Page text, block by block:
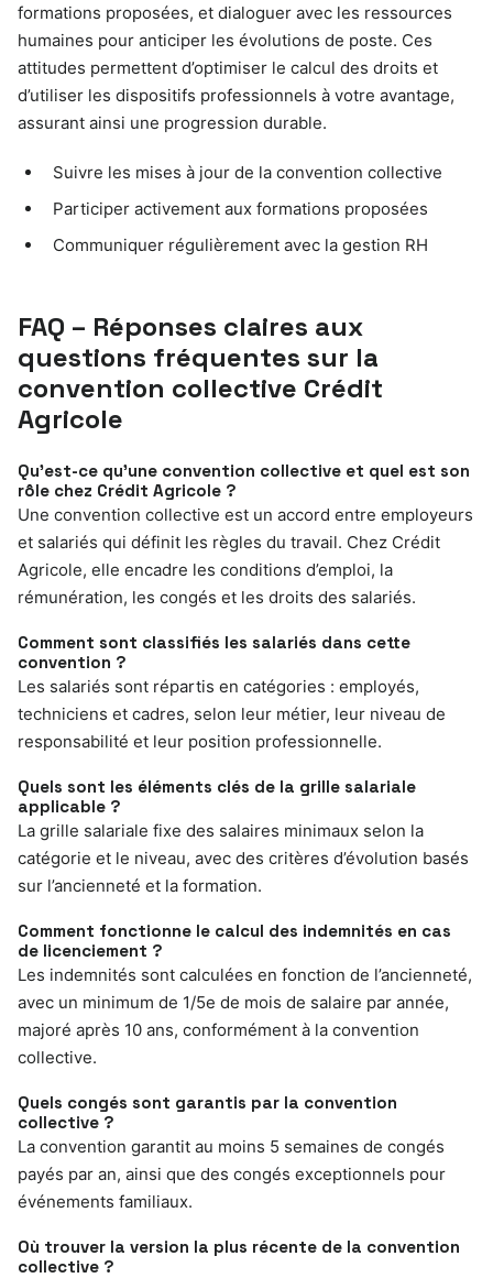
formations proposées, et dialoguer avec les ressources
humaines pour anticiper les évolutions de poste. Ces
attitudes permettent d’optimiser le calcul des droits et
d’utiliser les dispositifs professionnels à votre avantage,
assurant ainsi une progression durable.
Suivre les mises à jour de la convention collective
Participer activement aux formations proposées
Communiquer régulièrement avec la gestion RH
FAQ – Réponses claires aux
questions fréquentes sur la
convention collective Crédit
Agricole
Qu’est-ce qu’une convention collective et quel est son
rôle chez Crédit Agricole ?
Une convention collective est un accord entre employeurs
et salariés qui définit les règles du travail. Chez Crédit
Agricole, elle encadre les conditions d’emploi, la
rémunération, les congés et les droits des salariés.
Comment sont classifiés les salariés dans cette
convention ?
Les salariés sont répartis en catégories : employés,
techniciens et cadres, selon leur métier, leur niveau de
responsabilité et leur position professionnelle.
Quels sont les éléments clés de la grille salariale
applicable ?
La grille salariale fixe des salaires minimaux selon la
catégorie et le niveau, avec des critères d’évolution basés
sur l’ancienneté et la formation.
Comment fonctionne le calcul des indemnités en cas
de licenciement ?
Les indemnités sont calculées en fonction de l’ancienneté,
avec un minimum de 1/5e de mois de salaire par année,
majoré après 10 ans, conformément à la convention
collective.
Quels congés sont garantis par la convention
collective ?
La convention garantit au moins 5 semaines de congés
payés par an, ainsi que des congés exceptionnels pour
événements familiaux.
Où trouver la version la plus récente de la convention
collective ?